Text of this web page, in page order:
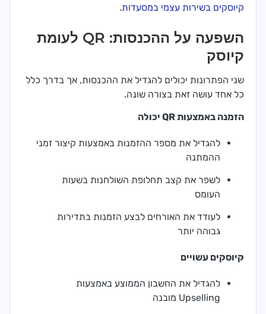
קיוסקים בשירות עצמי במסעדות.
השפעה על ההכנסות: QR לעומת
קיוסק
שני הפתרונות יכולים להגדיל את ההכנסות, אך בדרך כלל
כל אחד עושה זאת בצורה שונה.
הזמנה באמצעות QR יכולה
להגדיל את מספר ההזמנות באמצעות קיצור זמני
ההמתנה
לשפר את קצב תחלופת השולחנות בשעות
העומס
לעודד את האורחים לבצע הזמנות בתדירות
גבוהה יותר
קיוסקים עשויים
להגדיל את החשבון הממוצע באמצעות
Upselling מובנה